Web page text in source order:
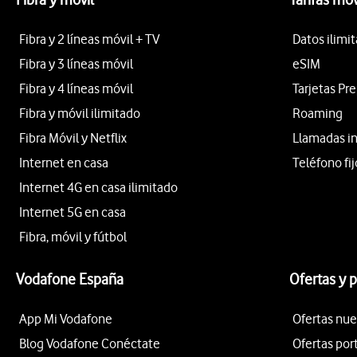
Fibra y 2 líneas móvil + TV
Fibra y 3 líneas móvil
Fibra y 4 líneas móvil
Fibra y móvil ilimitado
Fibra Móvil y Netflix
Internet en casa
Internet 4G en casa ilimitado
Internet 5G en casa
Fibra, móvil y fútbol
Datos
eSIM
Tarjetas
Roaming
Llamadas
Teléfono
Vodafone España
App Mi Vodafone
Blog Vodafone Conéctate
Ofertas y
Ofertas
Ofertas